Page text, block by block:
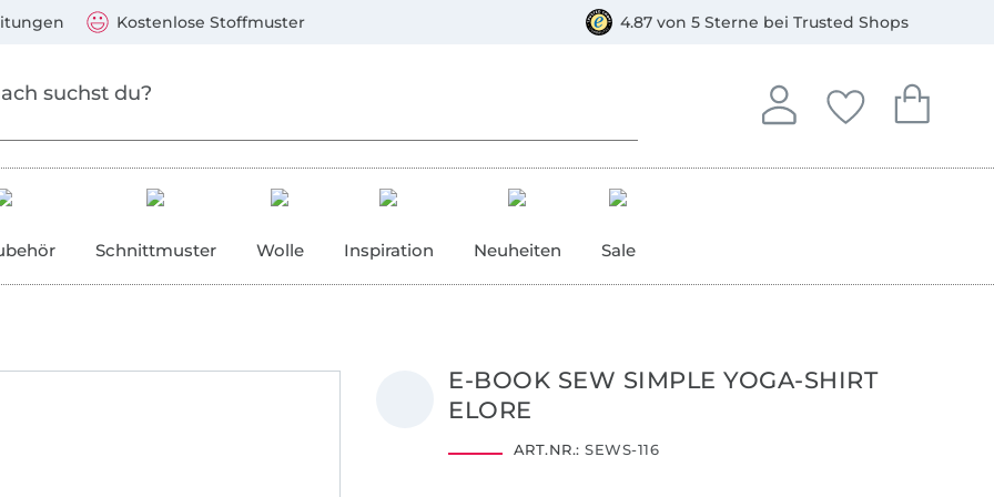
Kostenlose Stoffmuster 4.87 von 5 Sterne bei Trusted Shops
Anmelden
In deinem Konto
Deine
Du hast keine
Dein
Du hast
Schnittmuster Wolle Inspiration Neuheiten Sale
E-BOOK SEW SIMPLE YOGA-SHIRT
ELORE
ART.NR.: SEWS-116
Mastercard, PayPal, Giropay, Kauf auf Rechnung, Vorkasse